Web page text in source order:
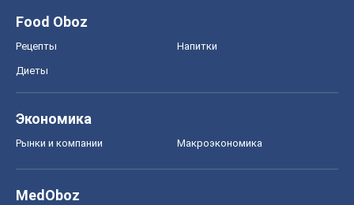
Food Oboz
Рецепты Напитки
Диеты
Экономика
Рынки и компании Mакроэкономика
MedOboz